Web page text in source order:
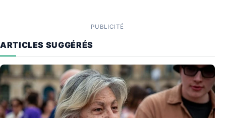
PUBLICITÉ
ARTICLES SUGGÉRÉS